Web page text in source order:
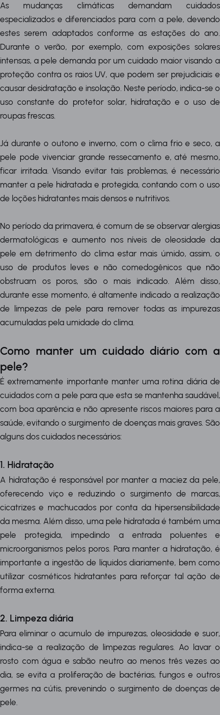
As mudanças climáticas demandam cuidados
especializados e diferenciados para com a pele, devendo
estes serem adaptados conforme as estações do ano.
Durante o verão, por exemplo, com exposições solares
intensas, a pele demanda por um cuidado maior visando a
proteção contra os raios UV, que podem ser prejudiciais e
causar desidratação e insolação. Neste período, indica-se o
uso constante do protetor solar, hidratação e o uso de
roupas frescas.
Já durante o outono e inverno, com o clima frio e seco, a
pele pode vivenciar grande ressecamento e, até mesmo,
ficar irritada. Visando evitar tais problemas, é necessário
manter a pele hidratada e protegida, contando com o uso
de loções hidratantes mais densos e nutritivos.
No período da primavera, é comum de se observar alergias
dermatológicas e aumento nos níveis de oleosidade da
pele em detrimento do clima estar mais úmido, assim, o
uso de produtos leves e não comedogênicos que não
obstruam os poros, são o mais indicado. Além disso,
durante esse momento, é altamente indicado a realização
de limpezas de pele para remover todas as impurezas
acumuladas pela umidade do clima.
Como manter um cuidado diário com a
pele?
É extremamente importante manter uma rotina diária de
cuidados com a pele para que esta se mantenha saudável,
com boa aparência e não apresente riscos maiores para a
saúde, evitando o surgimento de doenças mais graves. São
alguns dos cuidados necessários:
1. Hidratação
A hidratação é responsável por manter a maciez da pele,
oferecendo viço e reduzindo o surgimento de marcas,
cicatrizes e machucados por conta da hipersensibilidade
da mesma. Além disso, uma pele hidratada é também uma
pele protegida, impedindo a entrada poluentes e
microorganismos pelos poros. Para manter a hidratação, é
importante a ingestão de líquidos diariamente, bem como
utilizar cosméticos hidratantes para reforçar tal ação de
forma externa.
2. Limpeza diária
Para eliminar o acumulo de impurezas, oleosidade e suor,
indica-se a realização de limpezas regulares. Ao lavar o
rosto com água e sabão neutro ao menos três vezes ao
dia, se evita a proliferação de bactérias, fungos e outros
germes na cútis, prevenindo o surgimento de doenças de
pele.